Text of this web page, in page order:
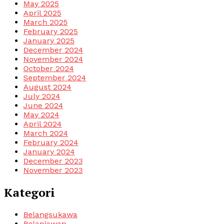
May 2025
April 2025
March 2025
February 2025
January 2025
December 2024
November 2024
October 2024
September 2024
August 2024
July 2024
June 2024
May 2024
April 2024
March 2024
February 2024
January 2024
December 2023
November 2023
Kategori
Belangsukawa